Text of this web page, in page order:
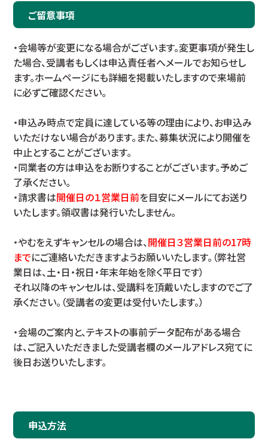
ご留意事項
・会場等が変更になる場合がございます。変更事項が発生し
た場合、受講者もしくは申込責任者へメールでお知らせし
ます。ホームページにも詳細を掲載いたしますので来場前
に必ずご確認ください。
・申込み時点で定員に達している等の理由により、お申込み
いただけない場合があります。また、募集状況により開催を
中止とすることがございます。
・同業者の方は申込をお断りすることがございます。予めご
了承ください。
・請求書は開催日の１営業日前を目安にメールにてお送り
いたします。領収書は発行いたしません。
・やむをえずキャンセルの場合は、開催日３営業日前の17時
までにご連絡いただきますようお願いいたします。（弊社営
業日は、土・日・祝日・年末年始を除く平日です）
それ以降のキャンセルは、受講料を頂戴いたしますのでご了
承ください。（受講者の変更は受付いたします。）
・会場のご案内と、テキストの事前データ配布がある場合
は、ご記入いただきました受講者欄のメールアドレス宛てに
後日お送りいたします。
申込方法